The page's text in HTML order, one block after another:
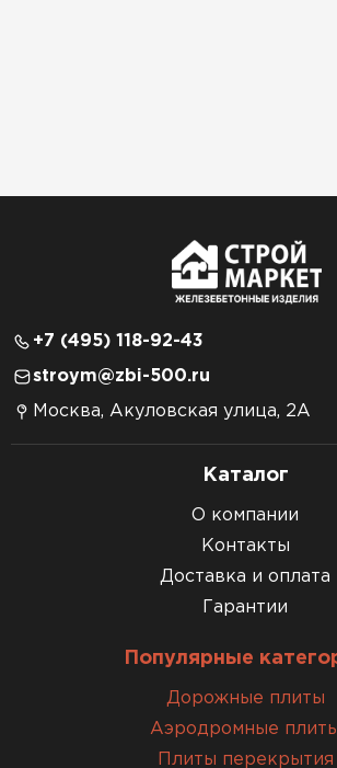
+7 (495) 118-92-43
stroym@zbi-500.ru
Москва, Акуловская улица, 2А
Каталог
О компании
Контакты
Доставка и оплата
Гарантии
Популярные
Дорожные плиты
Аэродромные
Плиты перекрытия